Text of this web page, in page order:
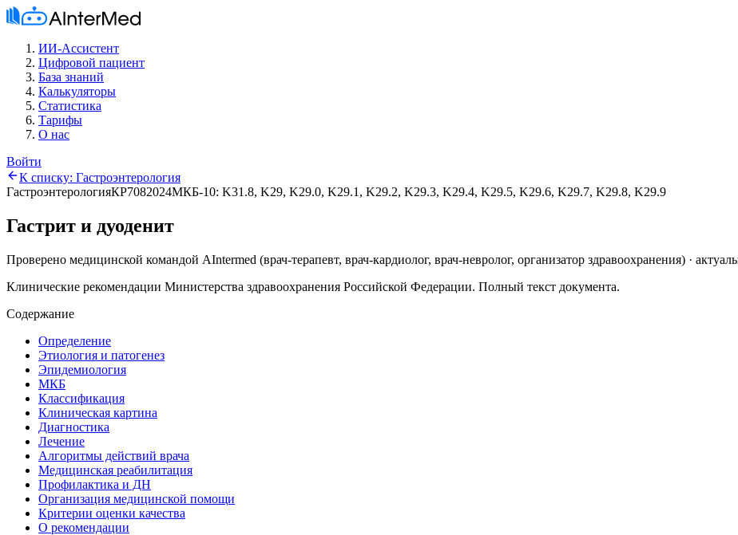
ИИ-Ассистент
Цифровой пациент
База знаний
Калькуляторы
Статистика
Тарифы
О нас
Войти
К списку: Гастроэнтерология
ГастроэнтерологияКР7082024МКБ-10: K31.8, K29, K29.0, K29.1, K29.2, K29.3, K29.4, K29.5, K29.6, K29.7, K29.8, K29.9
Гастрит и дуоденит
Проверено медицинской командой AIntermed (врач-терапевт, врач-кардиолог, врач-невролог, организатор здравоохранения) ·
Клинические рекомендации Министерства здравоохранения Российской Федерации. Полный текст документа.
Содержание
Определение
Этиология и патогенез
Эпидемиология
МКБ
Классификация
Клиническая картина
Диагностика
Лечение
Алгоритмы действий врача
Медицинская реабилитация
Профилактика и ДН
Организация медицинской помощи
Критерии оценки качества
О рекомендации